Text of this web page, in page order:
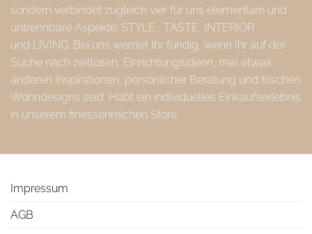
sondern verbindet zugleich vier für uns elementare und
untrennbare Aspekte: STYLE , TASTE, INTERIOR
und LIVING. Bei uns werdet Ihr fündig, wenn Ihr auf der
Suche nach zeitlosen, Einrichtungsideen, mal etwas
anderen Inspirationen, persönlicher Beratung und frischen
Wohndesigns seid. Habt ein individuelles Einkaufserlebnis
in unserem finessenreichen Store.
Impressum
AGB